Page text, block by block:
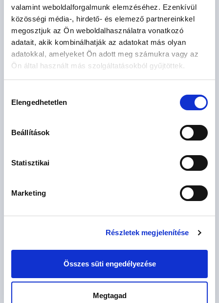
valamint weboldalforgalmunk elemzéséhez. Ezenkívül
közösségi média-, hirdető- és elemező partnereinkkel
megosztjuk az Ön weboldalhasználatra vonatkozó
adatait, akik kombinálhatják az adatokat más olyan
adatokkal, amelyeket Ön adott meg számukra vagy az
Ön által használt más szolgáltatásokból gyűjtöttek.
kiválasztása
Elengedhetetlen
Beállítások
Statisztikai
Marketing
Részletek megjelenítése
Összes süti engedélyezése
Megtagad
Várható átadás: 2026. IV. negyedév
Telepes24
Budapest XIV. kerület, Alsórákos, Telepes utca 24
117.9 - 152.9 M Ft
59 - 84 m2 3 - 4 szoba
Várható átadás: 2028. I. negyedév
Budapest XIV. kerület, Alsórákos, Fischer István utca 125
89 - 141.9 M Ft
43 - 75 m2 2 - 3 szoba